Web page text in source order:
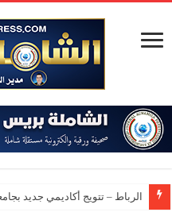
الرباط – تتويج أكاديمي جديد